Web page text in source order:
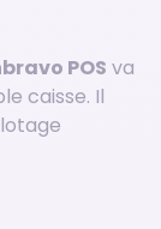
POS va
caisse. Il